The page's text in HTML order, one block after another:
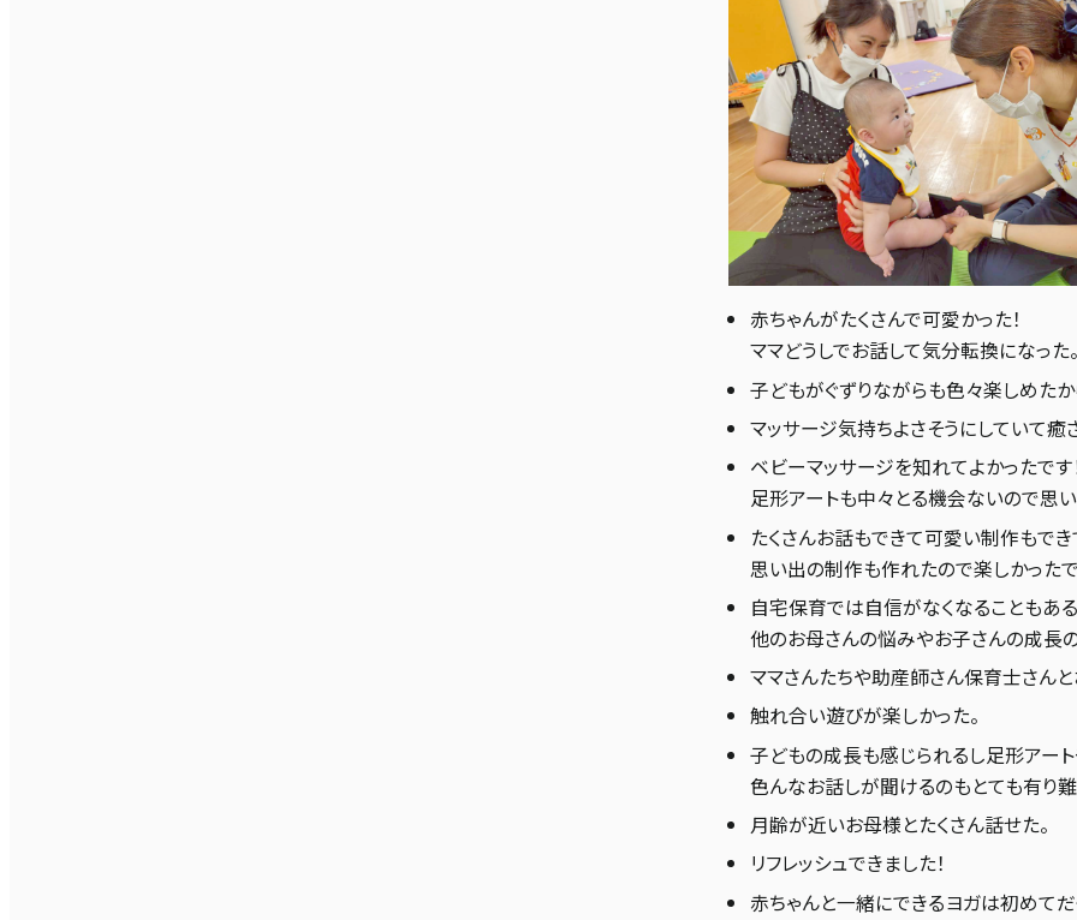
赤ちゃんがたくさんで可愛かった！
ママどうしでお話して気分転換になった。
子どもがぐずりながらも色々楽しめたか
マッサージ気持ちよさそうにしていて癒
ベビーマッサージを知れてよかったです！
足形アートも中々とる機会ないので思
たくさんお話もできて可愛い制作もで
思い出の制作も作れたので楽しかったで
自宅保育では自信がなくなることもあ
他のお母さんの悩みやお子さんの成長
ママさんたちや助産師さん保育士さんと
触れ合い遊びが楽しかった。
子どもの成長も感じられるし足形アート
色んなお話しが聞けるのもとても有り
月齢が近いお母様とたくさん話せた。
リフレッシュできました！
赤ちゃんと一緒にできるヨガは初めてだ